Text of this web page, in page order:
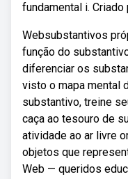
fundamental i.
Websubstantivos
função do
diferenciar os
visto o mapa mental
substantivo, treine
caça ao tesouro de
atividade ao ar livre
objetos que
Web — queridos